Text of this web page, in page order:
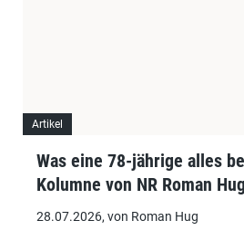
Artikel
Was eine 78-jährige alles
Kolumne von NR Roman Hug
28.07.2026, von Roman Hug